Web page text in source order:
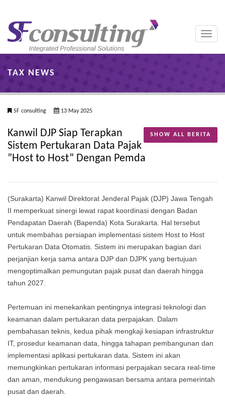
Toggle
TAX NEWS
SF consulting 13 May 2025
SHOW ALL BERITA
Kanwil DJP Siap Terapkan
Sistem Pertukaran Data Pajak
”Host to Host” Dengan Pemda
(Surakarta) Kanwil Direktorat Jenderal Pajak (DJP) Jawa Tengah
II memperkuat sinergi lewat rapat koordinasi dengan Badan
Pendapatan Daerah (Bapenda) Kota Surakarta. Hal tersebut
untuk membahas persiapan implementasi sistem Host to Host
Pertukaran Data Otomatis. Sistem ini merupakan bagian dari
perjanjian kerja sama antara DJP dan DJPK yang bertujuan
mengoptimalkan pemungutan pajak pusat dan daerah hingga
tahun 2027.
Pertemuan ini menekankan pentingnya integrasi teknologi dan
keamanan dalam pertukaran data perpajakan. Dalam
pembahasan teknis, kedua pihak mengkaji kesiapan infrastruktur
IT, prosedur keamanan data, hingga tahapan pembangunan dan
implementasi aplikasi pertukaran data. Sistem ini akan
memungkinkan pertukaran informasi perpajakan secara real-time
dan aman, mendukung pengawasan bersama antara pemerintah
pusat dan daerah.